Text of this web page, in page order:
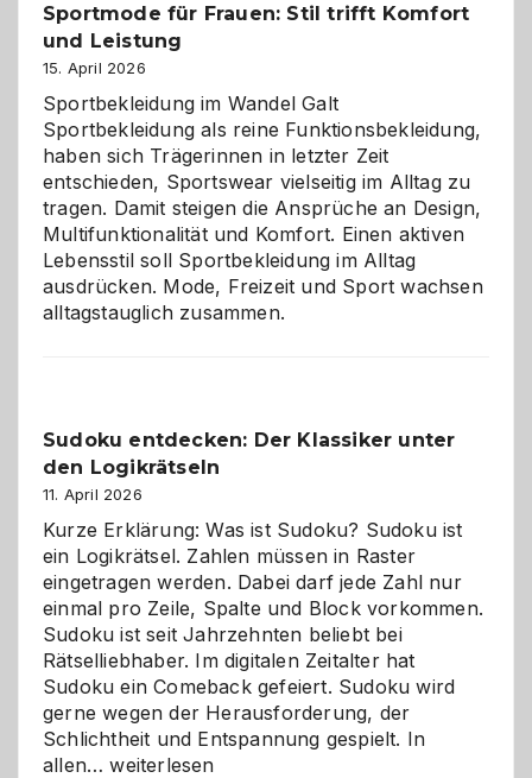
gegen
Chaos
Sportmode für Frauen: Stil trifft Komfort
und Leistung
15. April 2026
Sportbekleidung im Wandel Galt
Sportbekleidung als reine Funktionsbekleidung,
haben sich Trägerinnen in letzter Zeit
entschieden, Sportswear vielseitig im Alltag zu
tragen. Damit steigen die Ansprüche an Design,
Multifunktionalität und Komfort. Einen aktiven
Lebensstil soll Sportbekleidung im Alltag
ausdrücken. Mode, Freizeit und Sport wachsen
alltagstauglich zusammen.
Sudoku entdecken: Der Klassiker unter
den Logikrätseln
11. April 2026
Kurze Erklärung: Was ist Sudoku? Sudoku ist
ein Logikrätsel. Zahlen müssen in Raster
eingetragen werden. Dabei darf jede Zahl nur
einmal pro Zeile, Spalte und Block vorkommen.
Sudoku ist seit Jahrzehnten beliebt bei
Rätselliebhaber. Im digitalen Zeitalter hat
Sudoku ein Comeback gefeiert. Sudoku wird
gerne wegen der Herausforderung, der
Schlichtheit und Entspannung gespielt. In
allen…Sudoku
weiterlesen